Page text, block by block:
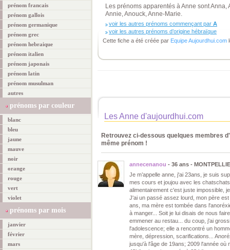
prénom francais
prénom gallois
prénom germanique
prénom grec
prénom hebraique
prénom italien
prénom japonais
prénom latin
prénom musulman
autres
prénoms par couleur
blanc
bleu
jaune
mauve
noir
orange
rouge
vert
violet
prénoms par mois
janvier
février
mars
Les prénoms apparentés à Anne sont
Annie, Anouck, Anne-Marie.
voir les autres prénoms commençant par A
voir les autres prénoms d’origine hébraïque
Cette fiche a été créée par Equipe Aujourdhui.com
Les Anne d'aujourdhui.com
Retrouvez ci-dessous quelques membres
même prénom !
annecenanou - 36 ans -
Je m’appelle anne, j'ai 23ans, je suis
mes cours et joujou avec les
alimentairement c'est juste impossible,
J'ai un passé assez lourd, mon père
ans, ma mère est tombée dans
à manger... Soit je lui disais de nous
emmener au restau... du coup, j'ai
l'adolescence; elle a rencontré un
mère, dépression, scarifications...
jusqu'à l'âge de 19ans; 2009 l'année